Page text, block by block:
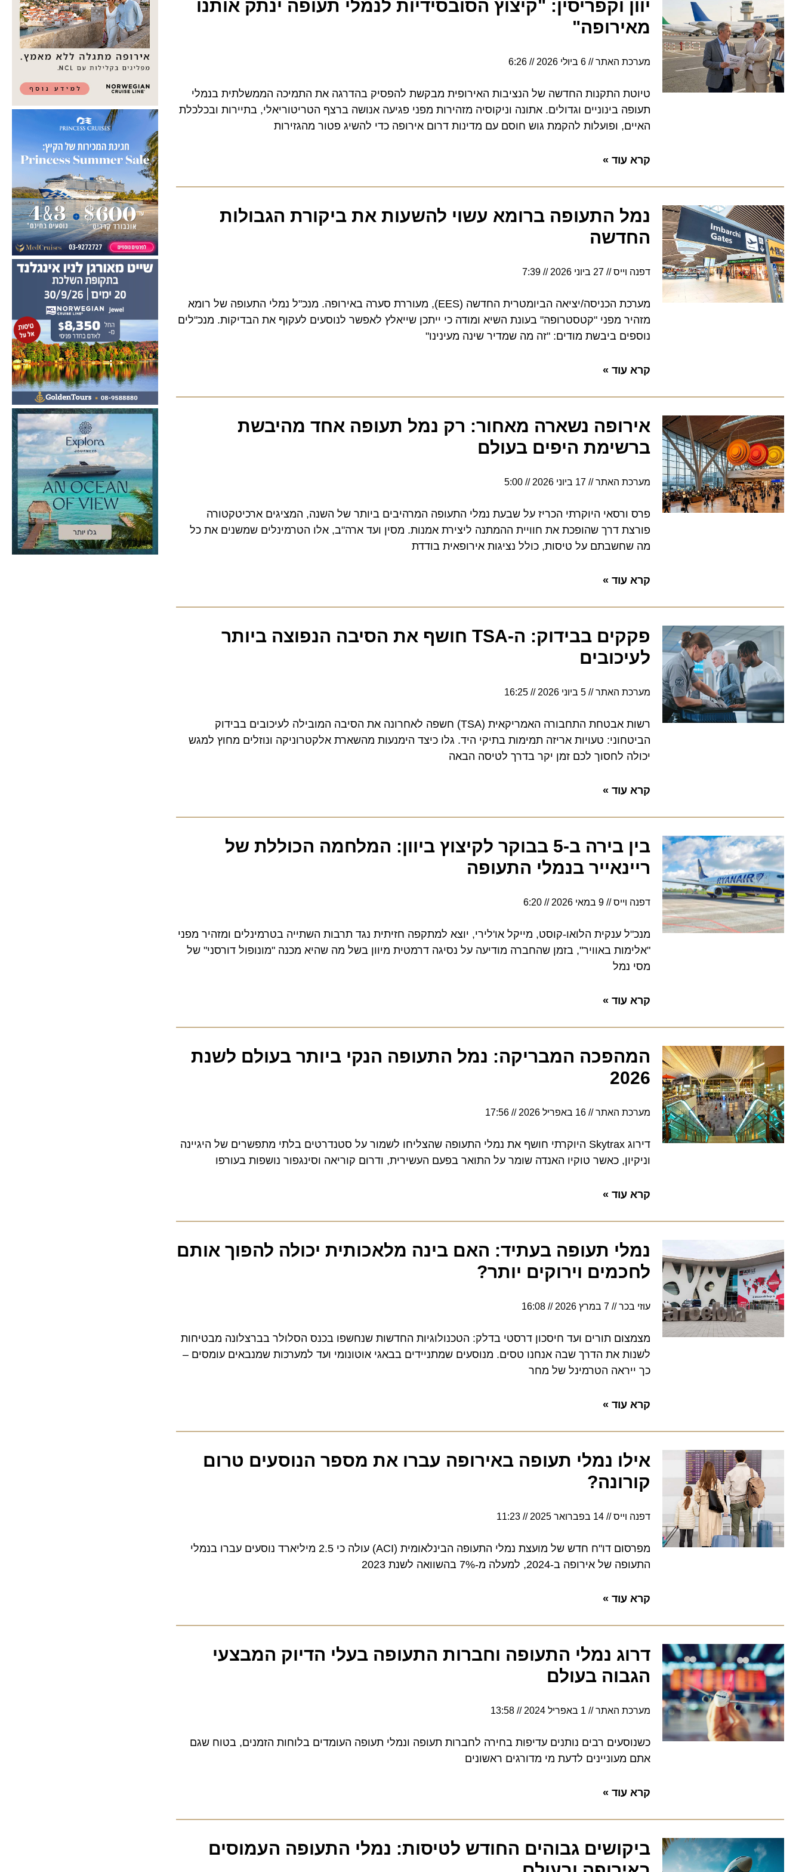
יוון וקפריסין: "קיצוץ הסובסידיות לנמלי תעופה ינתק אותנו
מאירופה"
מערכת האתר 6 ביולי 2026 6:26
טיוטת התקנות החדשה של הנציבות האירופית מבקשת להפסיק בהדרגה את התמיכה הממשלתית בנמלי
תעופה בינוניים וגדולים. אתונה וניקוסיה מזהירות מפני פגיעה אנושה ברצף הטריטוריאלי, בתיירות ובכלכלת
האיים, ופועלות להקמת גוש חוסם עם מדינות דרום אירופה כדי להשיג פטור מהגזירות
קרא עוד »
נמל התעופה ברומא עשוי להשעות את ביקורת הגבולות
החדשה
דפנה וייס 27 ביוני 2026 7:39
מערכת הכניסה/יציאה הביומטרית החדשה (EES), מעוררת סערה באירופה. מנכ"ל נמלי התעופה של רומא
מזהיר מפני "קטסטרופה" בעונת השיא ומודה כי ייתכן שייאלץ לאפשר לנוסעים לעקוף את הבדיקות. מנכ"לים
נוספים ביבשת מודים: "זה מה שמדיר שינה מעינינו"
קרא עוד »
אירופה נשארה מאחור: רק נמל תעופה אחד מהיבשת
ברשימת היפים בעולם
מערכת האתר 17 ביוני 2026 5:00
פרס ורסאי היוקרתי הכריז על שבעת נמלי התעופה המרהיבים ביותר של השנה, המציגים ארכיטקטורה
פורצת דרך שהופכת את חוויית ההמתנה ליצירת אמנות. מסין ועד ארה"ב, אלו הטרמינלים שמשנים את כל
מה שחשבתם על טיסות, כולל נציגות אירופאית בודדת
קרא עוד »
פקקים בבידוק: ה-TSA חושף את הסיבה הנפוצה ביותר
לעיכובים
מערכת האתר 5 ביוני 2026 16:25
רשות אבטחת התחבורה האמריקאית (TSA) חשפה לאחרונה את הסיבה המובילה לעיכובים בבידוק
הביטחוני: טעויות אריזה תמימות בתיקי היד. גלו כיצד הימנעות מהשארת אלקטרוניקה ונוזלים מחוץ למגש
יכולה לחסוך לכם זמן יקר בדרך לטיסה הבאה
קרא עוד »
בין בירה ב-5 בבוקר לקיצוץ ביוון: המלחמה הכוללת של
ריינאייר בנמלי התעופה
דפנה וייס 9 במאי 2026 6:20
מנכ"ל ענקית הלואו-קוסט, מייקל או'לירי, יוצא למתקפה חזיתית נגד תרבות השתייה בטרמינלים ומזהיר מפני
"אלימות באוויר", בזמן שהחברה מודיעה על נסיגה דרמטית מיוון בשל מה שהיא מכנה "מונופול דורסני" של
מסי נמל
קרא עוד »
המהפכה המבריקה: נמל התעופה הנקי ביותר בעולם לשנת
2026
מערכת האתר 16 באפריל 2026 17:56
דירוג Skytrax היוקרתי חושף את נמלי התעופה שהצליחו לשמור על סטנדרטים בלתי מתפשרים של היגיינה
וניקיון, כאשר טוקיו האנדה שומר על התואר בפעם העשירית, ודרום קוריאה וסינגפור נושפות בעורפו
קרא עוד »
נמלי תעופה בעתיד: האם בינה מלאכותית יכולה להפוך אותם
לחכמים וירוקים יותר?
עוזי בכר 7 במרץ 2026 16:08
מצמצום תורים ועד חיסכון דרסטי בדלק: הטכנולוגיות החדשות שנחשפו בכנס הסלולר בברצלונה מבטיחות
לשנות את הדרך שבה אנחנו טסים. מנוסעים שמתניידים בבאגי אוטונומי ועד למערכות שמנבאים עומסים –
כך ייראה הטרמינל של מחר
קרא עוד »
אילו נמלי תעופה באירופה עברו את מספר הנוסעים טרום
קורונה?
דפנה וייס 14 בפברואר 2025 11:23
מפרסום דו"ח חדש של מועצת נמלי התעופה הבינלאומית (ACI) עולה כי 2.5 מיליארד נוסעים עברו בנמלי
התעופה של אירופה ב-2024, למעלה מ-7% בהשוואה לשנת 2023
קרא עוד »
דרוג נמלי התעופה וחברות התעופה בעלי הדיוק המבצעי
הגבוה בעולם
מערכת האתר 1 באפריל 2024 13:58
כשנוסעים רבים נותנים עדיפות בחירה לחברות תעופה ונמלי תעופה העומדים בלוחות הזמנים, בטוח שגם
אתם מעוניינים לדעת מי מדורגים ראשונים
קרא עוד »
ביקושים גבוהים החודש לטיסות: נמלי התעופה העמוסים